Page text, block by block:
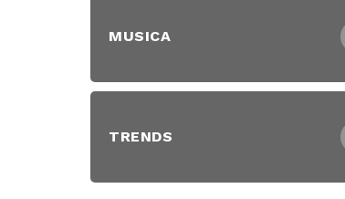
MUSICA
TRENDS